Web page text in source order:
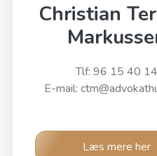
Christian
Tlf: 96 15 40 14
E-mail:
Læs mere her